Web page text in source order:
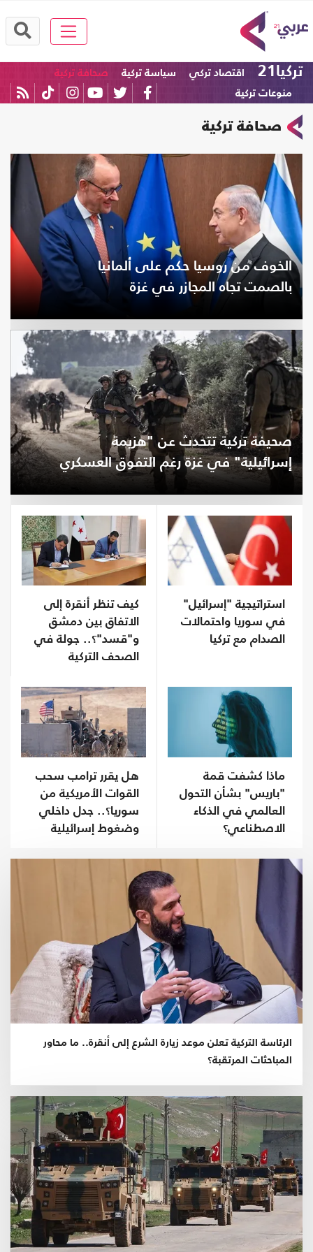
تركيا21 اقتصاد تركي سياسة تركية
صحافة تركية
منوعات تركية
صحافة تركية
الخوف من روسيا حكم على ألمانيا
بالصمت تجاه المجازر في غزة
صحيفة تركية تتحدث عن "هزيمة
إسرائيلية" في غزة رغم التفوق العسكري
استراتيجية "إسرائيل"
في سوريا واحتمالات
الصدام مع تركيا
كيف تنظر أنقرة إلى
الاتفاق بين دمشق
و"قسد"؟.. جولة في
الصحف التركية
ماذا كشفت قمة
"باريس" بشأن التحول
العالمي في الذكاء
الاصطناعي؟
هل يقرر ترامب سحب
القوات الأمريكية من
سوريا؟.. جدل داخلي
وضغوط إسرائيلية
الرئاسة التركية تعلن موعد زيارة الشرع إلى أنقرة.. ما محاور
المباحثات المرتقبة؟